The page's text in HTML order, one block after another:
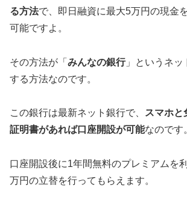
る方法で、即日融資に最大5万円の現金
可能ですよ。
その方法が「 みんなの銀行」というネッ
する方法なのです。
この銀行は最新ネット銀行で、
スマホと
証明書があれば口座開設が可能なのです
口座開設後に1年間無料のプレミアムを
万円の立替を行ってもらえます。